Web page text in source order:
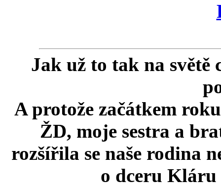
Jak už to tak na světě
A protože začátkem
ŽD, moje sestra a
rozšířila se naše rodina
o dceru Kláru